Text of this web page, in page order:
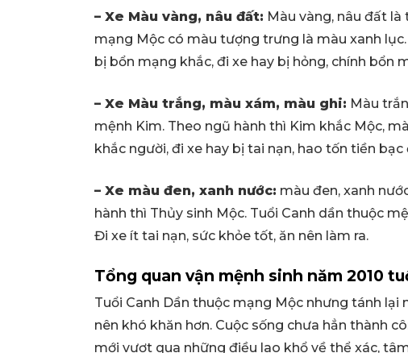
– Xe Màu vàng, nâu đất: Màu vàng, nâu đất
mạng Mộc có màu tượng trưng là màu xanh
bị bổn mạng khắc, đi xe hay bị hỏng, chính bổn
– Xe Màu trắng, màu xám, màu ghi: Màu
mệnh Kim. Theo ngũ hành thì Kim khắc Mộc,
khắc người, đi xe hay bị tai nạn, hao tốn tiền
– Xe màu đen, xanh nước: màu đen, xanh
hành thì Thủy sinh Mộc. Tuổi Canh dần thuộc
Đi xe ít tai nạn, sức khỏe tốt, ăn nên làm ra.
Tổng quan vận mệnh sinh năm 2010
Tuổi Canh Dần thuộc mạng Mộc nhưng tánh lại
nên khó khăn hơn. Cuộc sống chưa hẳn thành
mới vượt qua những điều lao khổ về thể xác,